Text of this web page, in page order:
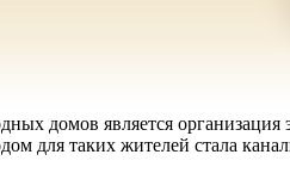
домов является
для таких жителей стала